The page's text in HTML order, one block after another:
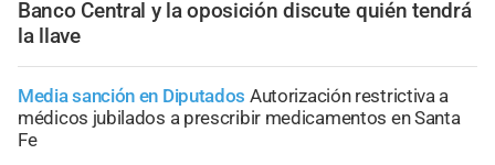
Banco Central y la oposición discute quién tendrá
la llave
Media sanción en Diputados Autorización restrictiva a
médicos jubilados a prescribir medicamentos en Santa
Fe